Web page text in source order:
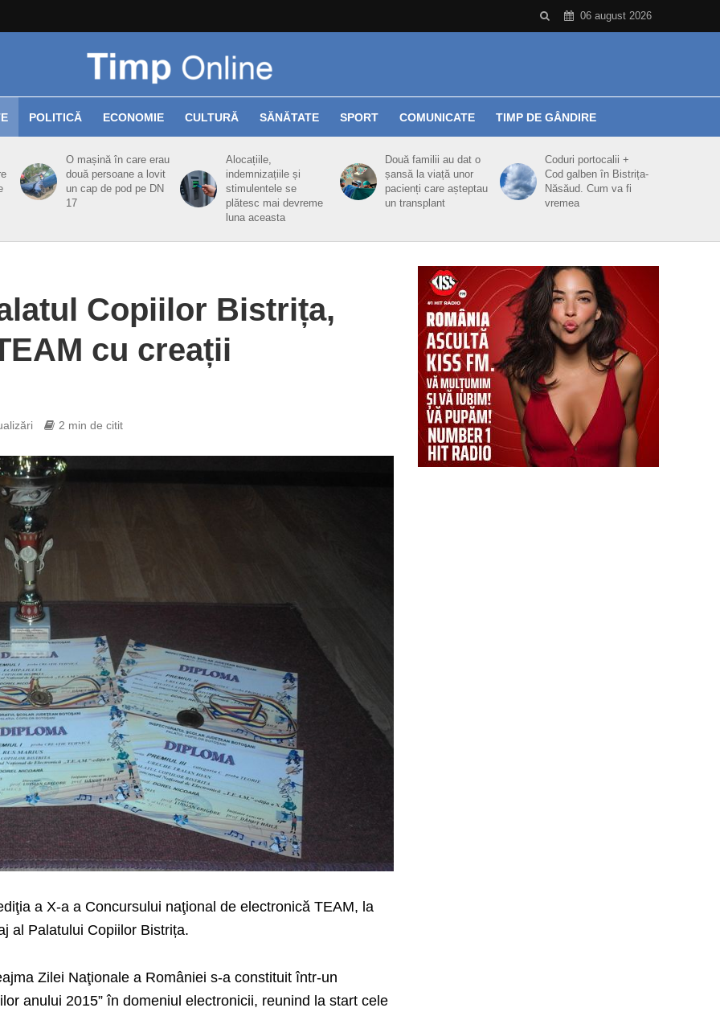
06 august 2026
POLITICĂ ECONOMIE CULTURĂ SĂNĂTATE SPORT COMUNICATE TIMP DE GÂNDIRE
O mașină în care erau
două persoane a lovit
un cap de pod pe DN
17
Alocațiile,
indemnizațiile și
stimulentele se
plătesc mai devreme
luna aceasta
Două familii au dat o
șansă la viață unor
pacienți care așteptau
un transplant
Coduri portocalii +
Cod galben în Bistrița-
Năsăud. Cum va fi
vremea
Copiilor Bistrița,
cu creații
2 min de citit
a X-a a Concursului naţional de electronică TEAM, la
al Palatului Copiilor Bistrița.
Zilei Naţionale a României s-a constituit într-un
anului 2015” în domeniul electronicii, reunind la start cele